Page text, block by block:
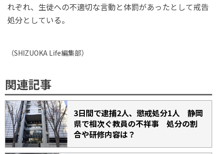
れぞれ、生徒への不適切な言動と体罰があったとして戒告
処分としている。
（SHIZUOKA Life編集部）
関連記事
3日間で逮捕2人、懲戒処分1人 静岡
県で相次ぐ教員の不祥事 処分の割
合や研修内容は？